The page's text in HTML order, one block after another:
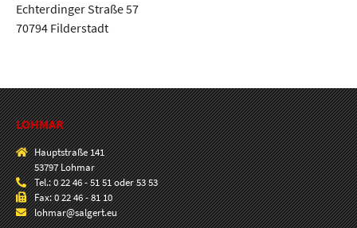
Echterdinger Straße 57
70794 Filderstadt
LOHMAR
Hauptstraße 141
53797 Lohmar
Tel.: 0 22 46 - 51 51 oder 53 53
Fax: 0 22 46 - 81 10
lohmar@salgert.eu